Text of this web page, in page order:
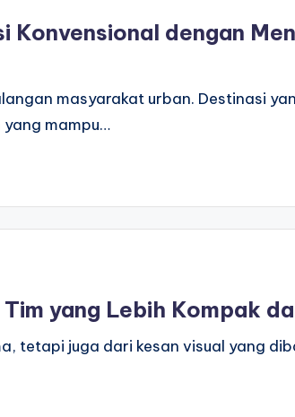
Konvensional dengan
masyarakat urban. Destinasi
yang mampu…
yang Lebih Kompak
tetapi juga dari kesan visual yang